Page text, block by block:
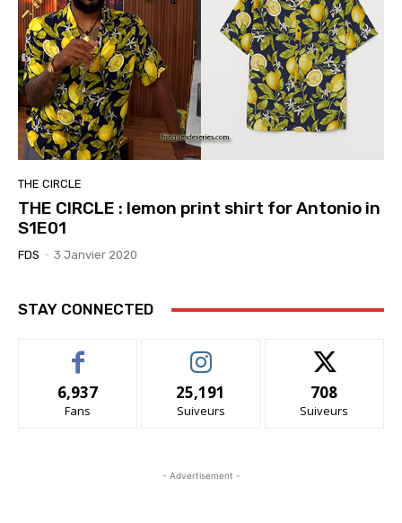
THE CIRCLE
THE CIRCLE : lemon print shirt for Antonio in
S1E01
FDS - 3 Janvier 2020
STAY CONNECTED
6,937
Fans
25,191
Suiveurs
708
Suiveurs
- Advertisement -